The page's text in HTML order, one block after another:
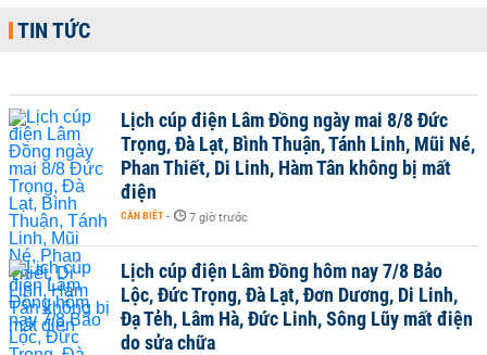
TIN TỨC
Lịch cúp điện Lâm Đồng ngày mai 8/8 Đức
Trọng, Đà Lạt, Bình Thuận, Tánh Linh, Mũi Né,
Phan Thiết, Di Linh, Hàm Tân không bị mất
điện
CẦN BIẾT - 7 giờ trước
Lịch cúp điện Lâm Đồng hôm nay 7/8 Bảo
Lộc, Đức Trọng, Đà Lạt, Đơn Dương, Di Linh,
Đạ Tẻh, Lâm Hà, Đức Linh, Sông Lũy mất điện
do sửa chữa